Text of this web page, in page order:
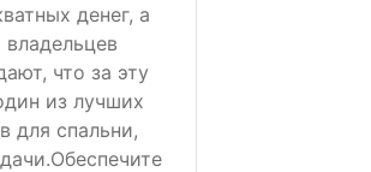
денег, а
что за эту
из лучших
для спальни,